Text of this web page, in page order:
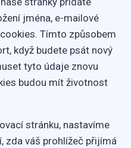
jména, e-mailové
Tímto způsobem
když budete psát nový
tyto údaje znovu
budou mít životnost
stránku, nastavíme
zda váš prohlížeč přijímá